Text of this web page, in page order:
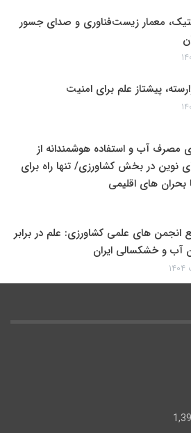
معمار زیست‌فناوری و صدای جسور
پیشتاز علم برای امنیت
مصرف آب و استفاده هوشمندانه از
نوین در بخش کشاورزی/ تنها راه برای
بحران های اقلیمی
انجمن های علمی کشاورزی: علم در برابر
آب و خشکسالی ایران